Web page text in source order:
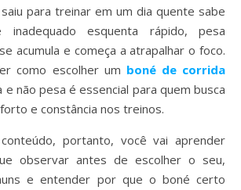
para treinar em um dia quente sabe
esquenta rápido, pesa
acumula e começa a atrapalhar o foco.
como escolher um boné de corrida
não pesa é essencial para quem busca
e constância nos treinos.
portanto, você vai aprender
observar antes de escolher o seu,
e entender por que o boné certo